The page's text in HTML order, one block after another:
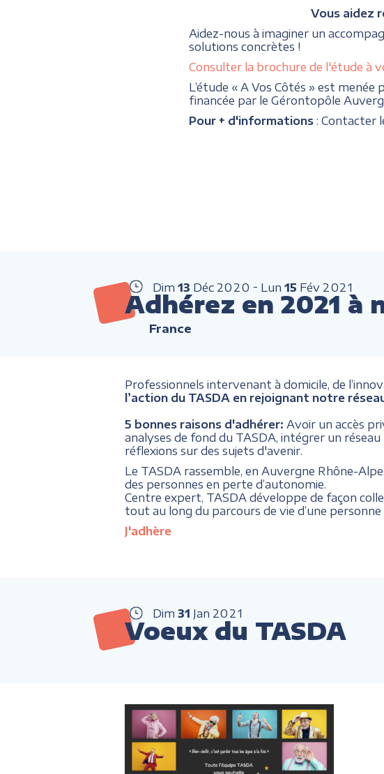
Vous aidez
Aidez-nous à imaginer un
solutions concrètes !
Consulter la brochure de l'étude à
L’étude « A Vos Côtés » est
financée par le Gérontopôle
Pour + d'informations: Contacter
Dim 13 Déc 2020 Lun 15 Fév 2021
Adhérez en 2021 à
France
Professionnels intervenant à domicile, de
l’action du TASDA en rejoignant notre
5 bonnes raisons d'adhérer: Avoir un accès
analyses de fond du TASDA, intégrer un
réflexions sur des sujets d'avenir.
Le TASDA rassemble, en Auvergne Rhône-
des personnes en perte d’autonomie.
Centre expert, TASDA développe de façon
tout au long du parcours de vie d’une
J'adhère
Dim 31 Jan 2021
Voeux du TASDA